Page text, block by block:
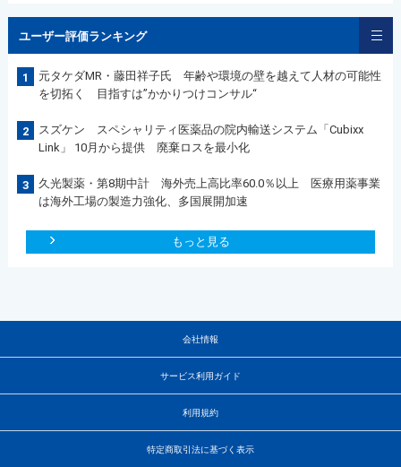
ユーザー評価ランキング
1
元タケダMR・藤田祥子氏 年齢や環境の壁を越えて人材の可能性
を切拓く 目指すは”かかりつけコンサル“
2
スズケン スペシャリティ医薬品の院内輸送システム「Cubixx
Link」 10月から提供 廃棄ロスを最小化
3
久光製薬・第8期中計 海外売上高比率60.0％以上 医療用薬事業
は海外工場の製造力強化、多国展開加速
もっと見る
会社情報
サービス利用ガイド
利用規約
特定商取引法に基づく表示